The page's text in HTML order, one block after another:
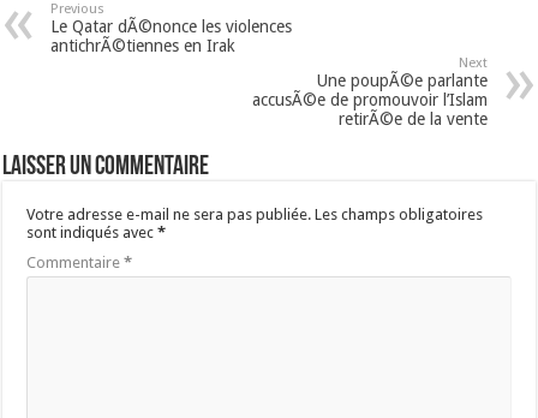
Previous
Le Qatar dÃ©nonce les violences
antichrÃ©tiennes en Irak
Next
Une poupÃ©e parlante
accusÃ©e de promouvoir l’Islam
retirÃ©e de la vente
Laisser un commentaire
Votre adresse e-mail ne sera pas publiée. Les champs obligatoires
sont indiqués avec*
Commentaire*